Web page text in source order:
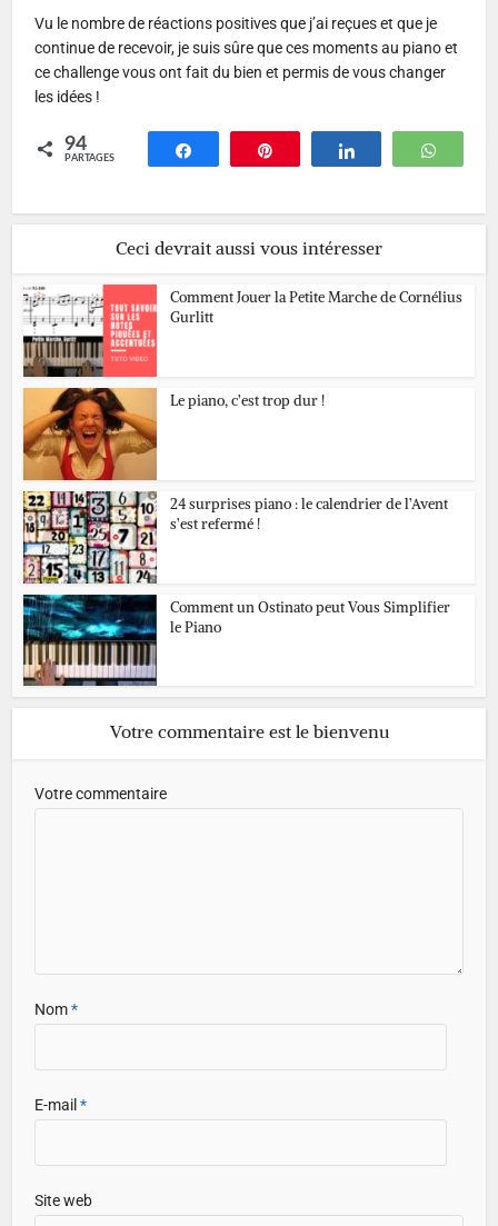
Vu le nombre de réactions positives que j’ai reçues et que je
continue de recevoir, je suis sûre que ces moments au piano et
ce challenge vous ont fait du bien et permis de vous changer
les idées !
94
PARTAGES
Partagez Partagez
Ceci devrait aussi vous intéresser
Comment Jouer la Petite Marche de Cornélius
Gurlitt
Le piano, c’est trop dur !
24 surprises piano : le calendrier de l’Avent
s’est refermé !
Comment un Ostinato peut Vous Simplifier
le Piano
Votre commentaire est le bienvenu
Votre commentaire
Nom*
E-mail*
Site web